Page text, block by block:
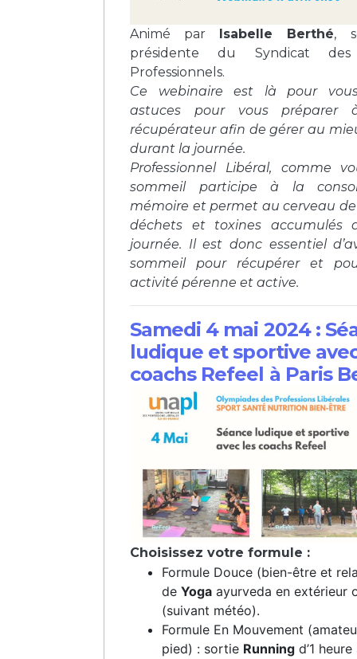
Animé par Isabelle Berthé,
présidente du Syndicat des
Professionnels.
Ce webinaire est là pour
astuces pour vous préparer
récupérateur afin de gérer au
durant la journée.
Professionnel Libéral, comme
sommeil participe à la
mémoire et permet au cerveau
déchets et toxines accumulés
journée. Il est donc essentiel
sommeil pour récupérer et
activité pérenne et active.
Samedi 4 mai 2024 :
ludique et sportive
coachs Refeel à Paris
Choisissez votre formule :
Formule Douce (bien-être et
de Yoga ayurveda en extérieur
(suivant météo).
Formule En Mouvement
pied) : sortie Running d’1